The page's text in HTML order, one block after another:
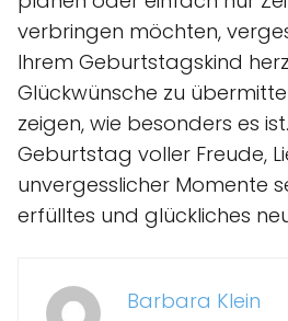
verbringen möchten,
Ihrem Geburtstagskind
Glückwünsche zu
zeigen, wie besonders es
Geburtstag voller Freude,
unvergesslicher Momente
erfülltes und glückliches
Barbara Klein